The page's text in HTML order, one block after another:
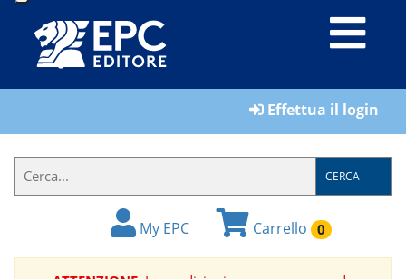
LIBRI
IL
FORMATORE
BOOK
Effettua il login
CERCA
My EPC Carrello 0